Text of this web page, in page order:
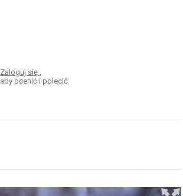
Zaloguj się,
aby ocenić i polecić